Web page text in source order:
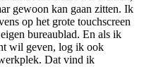
gewoon kan gaan zitten. Ik
op het grote touchscreen
bureaublad. En als ik
wil geven, log ik ook
Dat vind ik